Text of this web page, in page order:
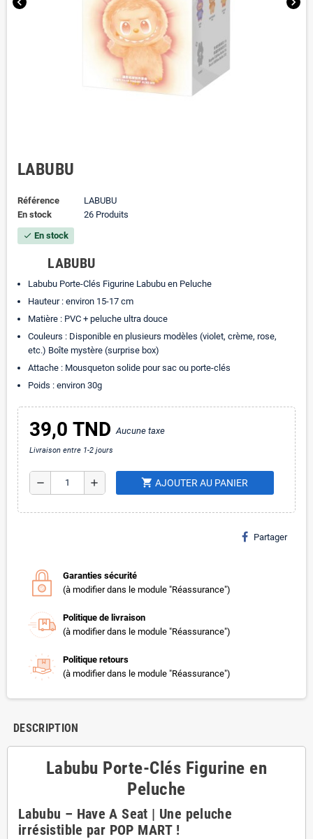
LABUBU
Référence
LABUBU
En stock
26 Produits
check En stock
LABUBU
Labubu Porte-Clés Figurine Labubu en Peluche
Hauteur : environ 15-17 cm
Matière : PVC + peluche ultra douce
Couleurs : Disponible en plusieurs modèles (violet, crème, rose,
etc.) Boîte mystère (surprise box)
Attache : Mousqueton solide pour sac ou porte-clés
Poids : environ 30g
39,0 TNDAucune taxe
Livraison entre 1-2 jours
remove add shopping_cart AJOUTER AU PANIER
Partager
Garanties sécurité
(à modifier dans le module "Réassurance")
Politique de livraison
(à modifier dans le module "Réassurance")
Politique retours
(à modifier dans le module "Réassurance")
DESCRIPTION
Labubu Porte-Clés Figurine en
Peluche
Labubu – Have A Seat | Une peluche
irrésistible par POP MART !